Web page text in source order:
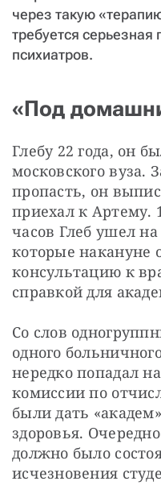
через такую
требуется
психиатров.
«Под
Глебу 22 года, он
московского вуза.
пропасть, он
приехал к Артему.
часов Глеб ушел
которые накануне
консультацию к
справкой для
Со слов
одного
нередко попадал
комиссии по
были дать
здоровья.
должно было
исчезновения